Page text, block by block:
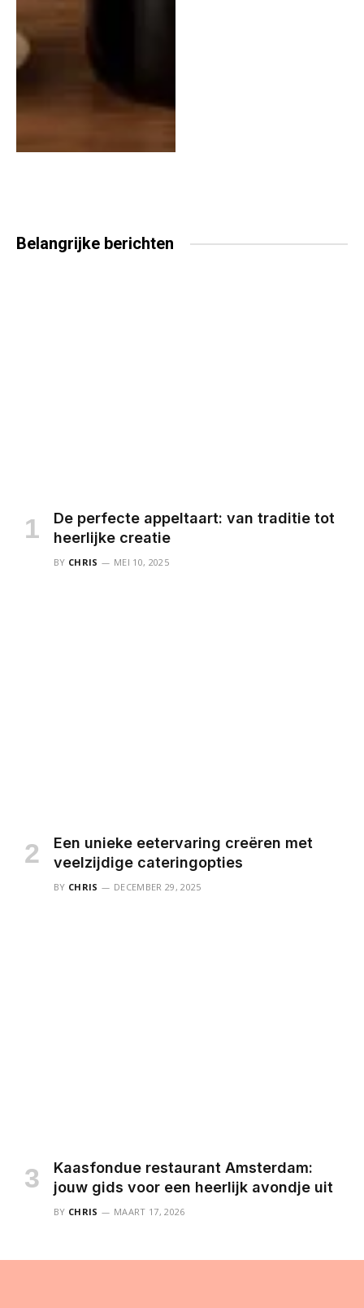
Belangrijke berichten
De perfecte appeltaart: van traditie tot
heerlijke creatie
BY CHRIS MEI 10, 2025
Een unieke eetervaring creëren met
veelzijdige cateringopties
BY CHRIS DECEMBER 29, 2025
Kaasfondue restaurant Amsterdam:
jouw gids voor een heerlijk avondje uit
BY CHRIS MAART 17, 2026